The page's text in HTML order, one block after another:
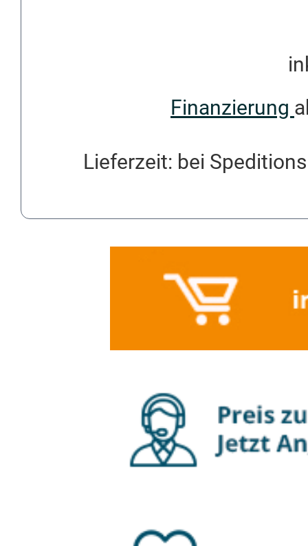
Finanzierung
Lieferzeit: bei